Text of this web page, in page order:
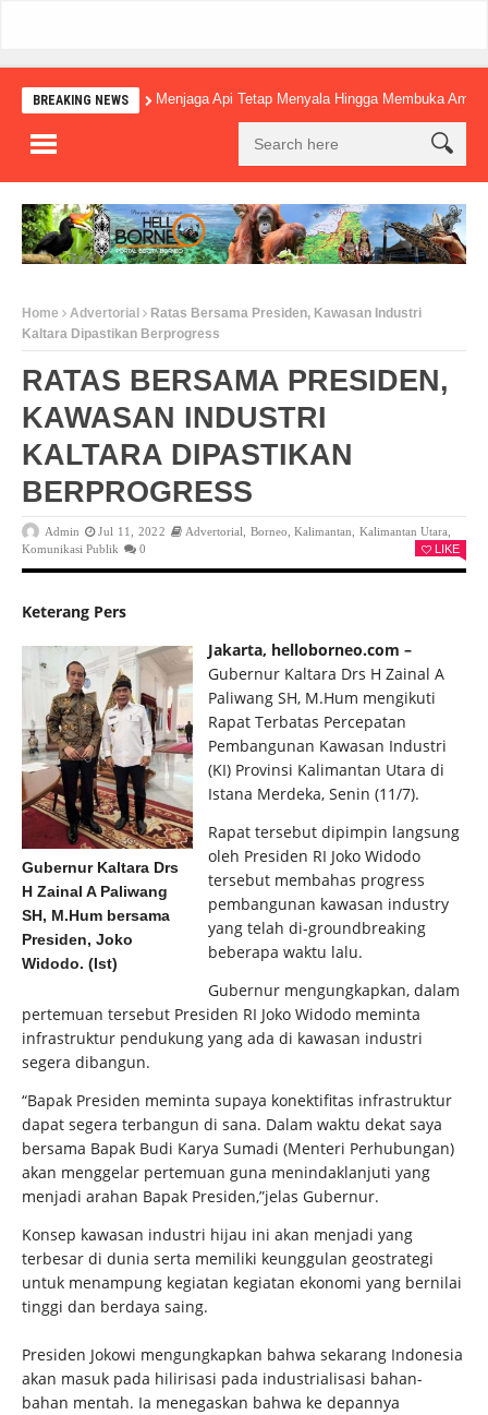
BREAKING NEWS Menjaga Api Tetap Menyala Hingga Membuka
Home Advertorial
Ratas Bersama Presiden, Kawasan Industri
Kaltara Dipastikan Berprogress
RATAS BERSAMA PRESIDEN,
KAWASAN INDUSTRI
KALTARA DIPASTIKAN
BERPROGRESS
Admin Jul 11, 2022 Advertorial, Borneo,Kalimantan,Kalimantan Utara,
Komunikasi Publik
0 LIKE
Keterang Pers
Gubernur Kaltara Drs
H Zainal A Paliwang
SH, M.Hum bersama
Presiden, Joko
Widodo. (Ist)
Jakarta, helloborneo.com –
Gubernur Kaltara Drs H Zainal A
Paliwang SH, M.Hum mengikuti
Rapat Terbatas Percepatan
Pembangunan Kawasan Industri
(KI) Provinsi Kalimantan Utara di
Istana Merdeka, Senin (11/7).
Rapat tersebut dipimpin langsung
oleh Presiden RI Joko Widodo
tersebut membahas progress
pembangunan kawasan industry
yang telah di-groundbreaking
beberapa waktu lalu.
Gubernur mengungkapkan, dalam
pertemuan tersebut Presiden RI Joko Widodo meminta
infrastruktur pendukung yang ada di kawasan industri
segera dibangun.
“Bapak Presiden meminta supaya konektifitas infrastruktur
dapat segera terbangun di sana. Dalam waktu dekat saya
bersama Bapak Budi Karya Sumadi (Menteri Perhubungan)
akan menggelar pertemuan guna menindaklanjuti yang
menjadi arahan Bapak Presiden,”jelas Gubernur.
Konsep kawasan industri hijau ini akan menjadi yang
terbesar di dunia serta memiliki keunggulan geostrategi
untuk menampung kegiatan kegiatan ekonomi yang bernilai
tinggi dan berdaya saing.
Presiden Jokowi mengungkapkan bahwa sekarang Indonesia
akan masuk pada hilirisasi pada industrialisasi bahan-
bahan mentah. Ia menegaskan bahwa ke depannya